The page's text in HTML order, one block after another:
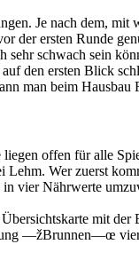
Je nach dem,
ersten Runde
schwach sein
den ersten Blick
man beim
offen für alle
Wer zuerst
vier Nährwerte
mit
—žBrunnen—œ